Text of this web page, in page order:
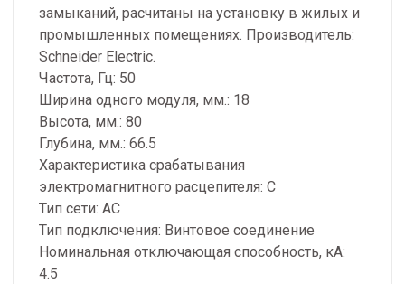
замыканий, расчитаны на установку в жилых и
промышленных помещениях. Производитель:
Schneider Electric.
Частота, Гц: 50
Ширина одного модуля, мм.: 18
Высота, мм.: 80
Глубина, мм.: 66.5
Характеристика срабатывания
электромагнитного расцепителя: C
Тип сети: AC
Тип подключения: Винтовое соединение
Номинальная отключающая способность, кA:
4.5